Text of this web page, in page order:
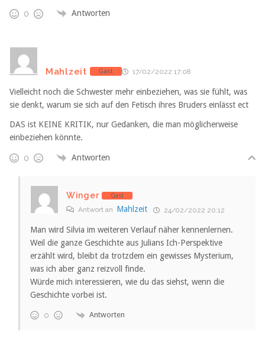
0 Antworten
Mahlzeit Gast 17/02/2022 17:08
Vielleicht noch die Schwester mehr einbeziehen, was sie fühlt, was
sie denkt, warum sie sich auf den Fetisch ihres Bruders einlässt ect
DAS ist KEINE KRITIK, nur Gedanken, die man möglicherweise
einbeziehen könnte.
0 Antworten
Winger Gast
Antwort an Mahlzeit 24/02/2022 20:12
Man wird Silvia im weiteren Verlauf näher kennenlernen.
Weil die ganze Geschichte aus Julians Ich-Perspektive
erzählt wird, bleibt da trotzdem ein gewisses Mysterium,
was ich aber ganz reizvoll finde.
Würde mich interessieren, wie du das siehst, wenn die
Geschichte vorbei ist.
0 Antworten